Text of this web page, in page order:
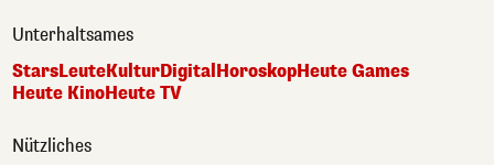
Unterhaltsames
StarsLeuteKulturDigital HoroskopHeute Games
Heute KinoHeute TV
Nützliches